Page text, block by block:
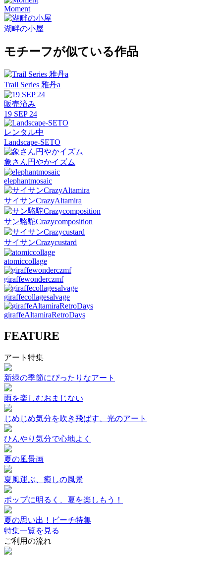
Moment
湖畔の小屋
モチーフが似ている作品
Trail Series 雅丹a
販売済み
19 SEP 24
レンタル中
Landscape-SETO
象さん円やかイズム
elephantmosaic
サイサンCrazyAltamira
サン駱駝Crazycomposition
サイサンCrazycustard
atomiccollage
giraffewonderczmf
giraffecollagesalvage
giraffeAltamiraRetroDays
FEATURE
アート特集
新緑の季節にぴったりなアート
雨を楽しむおまじない
じめじめ気分を吹き飛ばす、光のアート
ひんやり気分で心地よく
夏の風景画
夏風運ぶ、癒しの風景
ポップに明るく、夏を楽しもう！
夏の思い出！ビーチ特集
特集一覧を見る
ご利用の流れ